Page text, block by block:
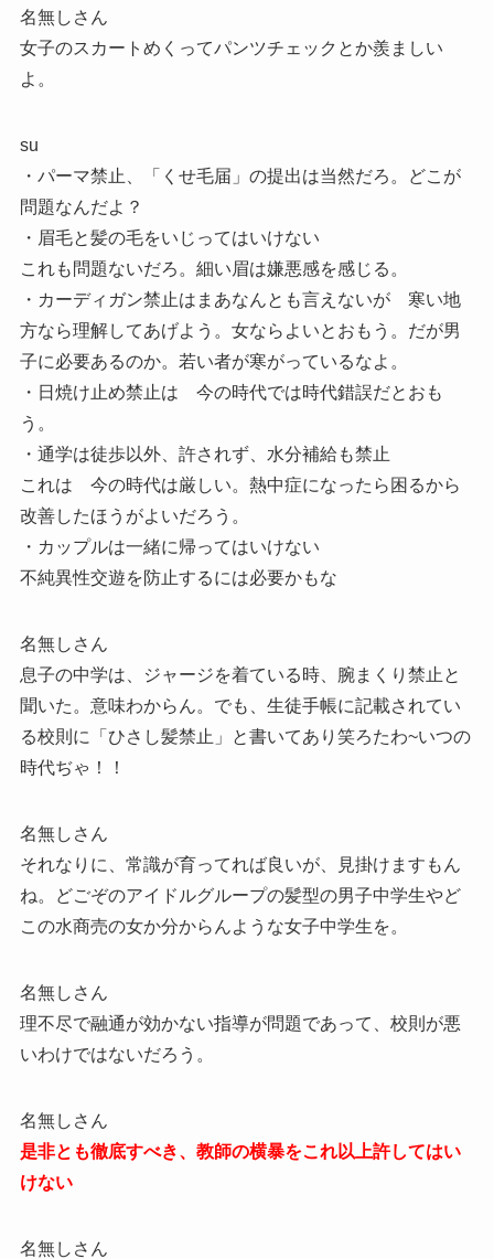
名無しさん
女子のスカートめくってパンツチェックとか羨ましい
よ。
su
・パーマ禁止、「くせ毛届」の提出は当然だろ。どこが
問題なんだよ？
・眉毛と髪の毛をいじってはいけない
これも問題ないだろ。細い眉は嫌悪感を感じる。
・カーディガン禁止はまあなんとも言えないが 寒い地
方なら理解してあげよう。女ならよいとおもう。だが男
子に必要あるのか。若い者が寒がっているなよ。
・日焼け止め禁止は 今の時代では時代錯誤だとおも
う。
・通学は徒歩以外、許されず、水分補給も禁止
これは 今の時代は厳しい。熱中症になったら困るから
改善したほうがよいだろう。
・カップルは一緒に帰ってはいけない
不純異性交遊を防止するには必要かもな
名無しさん
息子の中学は、ジャージを着ている時、腕まくり禁止と
聞いた。意味わからん。でも、生徒手帳に記載されてい
る校則に「ひさし髪禁止」と書いてあり笑ろたわ~いつの
時代ぢゃ！！
名無しさん
それなりに、常識が育ってれば良いが、見掛けますもん
ね。どごぞのアイドルグループの髪型の男子中学生やど
この水商売の女か分からんような女子中学生を。
名無しさん
理不尽で融通が効かない指導が問題であって、校則が悪
いわけではないだろう。
名無しさん
是非とも徹底すべき、教師の横暴をこれ以上許してはい
けない
名無しさん